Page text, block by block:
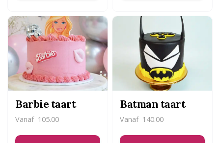
Barbie taart
Vanaf 105.00
Batman taart
Vanaf 140.00